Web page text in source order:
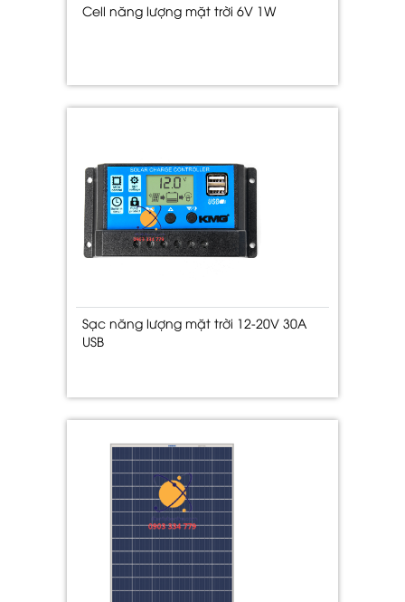
Cell năng lượng mặt trời 6V 1W
Sạc năng lượng mặt trời 12-20V 30A
USB